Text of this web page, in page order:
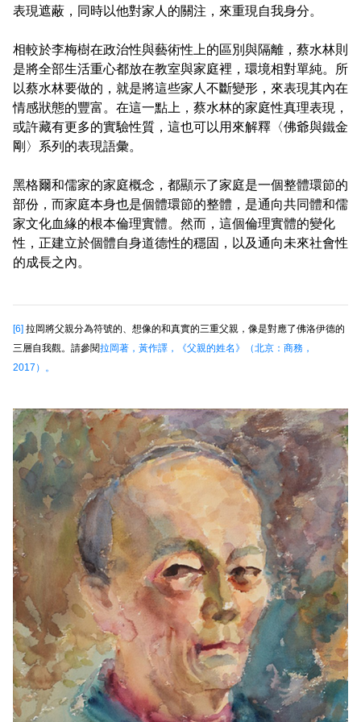
表現遮蔽，同時以他對家人的關注，來重現自我身分。
相較於李梅樹在政治性與藝術性上的區別與隔離，蔡水林則
是將全部生活重心都放在教室與家庭裡，環境相對單純。所
以蔡水林要做的，就是將這些家人不斷變形，來表現其內在
情感狀態的豐富。在這一點上，蔡水林的家庭性真理表現，
或許藏有更多的實驗性質，這也可以用來解釋〈佛爺與鐵金
剛〉系列的表現語彙。
黑格爾和儒家的家庭概念，都顯示了家庭是一個整體環節的
部份，而家庭本身也是個體環節的整體，是通向共同體和儒
家文化血緣的根本倫理實體。然而，這個倫理實體的變化
性，正建立於個體自身道德性的穩固，以及通向未來社會性
的成長之內。
[6] 拉岡將父親分為符號的、想像的和真實的三重父親，像是對應了佛洛伊德的
三層自我觀。請參閱拉岡著，黃作譯，《父親的姓名》（北京：商務，
2017）。